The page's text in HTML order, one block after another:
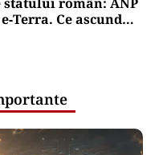
Ce ascund